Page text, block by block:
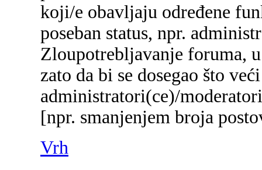
koji/e obavljaju određene
poseban status, npr.
Zloupotrebljavanje foruma,
zato da bi se dosegao što
administratori(ce)/
[npr. smanjenjem broja
Vrh